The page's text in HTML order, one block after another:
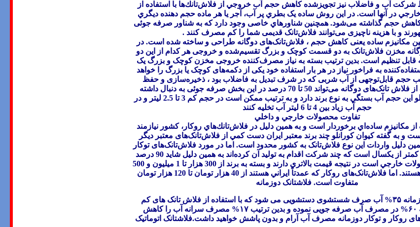
آب و فاضلاب نيز تجویزشده كاهش حجم آب خروجي از فلاش‌تانك‌ها با استفاده از
در آنها است. در اين روش ساده يک بطري پر آب، آجر يا هر ماده حجم دهنده ديگري
حجم گذاشته می‌شود. همچنين شناورهاي خاصی وجود دارد که به شناور صرفه جوئی
و با هزینه ناچیزی می‌توانند فلاش‌تانک قدیمی شما را کم مصرف کنند .
مکانیزم ساده یعنی کاهش حجم ، فلاش‌تانک‌های دوگانه طراحی و ساخته شده است. در
مخزن فلاش‌تانک به دو قسمت کوچک و بزرگ تقسیم‌شده و خروجی هر کدام از این دو
قابل تنظیم است. بدین ترتیب بسته به نیاز مصرف‌کننده خروجی مخزن کوچک و بزرگ یک
به فراخور نیاز در هر بار استفاده خود یکی از دکمه‌های کوچک یا بزرگ را خواهد
حجم قابل‌توجهی از آب شربی که در شرف تبدیل به فاضلاب بود ، ذخیره‌سازی و حفظ
می‌شود . استفاده از فلاش تانک‌های دوگانه می‌تواند 50 تا 70 درصد در این بخش صرفه جوئی به دنبال داشته
به گفته كورانلو اين حجم آب بستگي به نوع برند دارد و به ترتيب ممكن است در حجم كم 3 تا 2.5 ليتر و در
حجم آب زياد بين 4 تا 6 ليتر آب تخليه كنند
تفاوت محصولات خارجي و داخلي
از مكانيزم ساده‌اي برخوردار است و به همين دليل در فلاش‌تانك‌هاي روكار، كشور نيازمند
و به گفته كيوان كورانلو چند برند معتبر ايران دست كمي از فلاش‌تانک‌های معتبر ديگر
دليل واردات اين نوع فلاش‌تانک به كشور محدود است. اما در مورد فلاش‌تانک‌های توكار
از آنجا كه شايد تنها كمتر از يكسال است كه چند شركت اقدام به توليد آن كرده‌اند به همين دليل شايد 90 درصد
بازار در دست محصولات خارجي است در نتيجه قيمت‌ بالاتري دارند و بسته به برند از 300 هزار تا 1 ميليون و 500
هزار تومان متغير هستند. اما فلاش‌تانک‌های روكار كه عمدتاً ايراني هستند از 40 هزار تومان تا 120 هزار تومان
متفاوت است. فلاشتانک دوزمانه
۳۵%
آب صرف شستشوی دستشویی می شود که با استفاده از فلاش تانک های کم
۶۰% در مصرف آب صرفه جویی نموده و بدین ترتیب۱۷%
مصرف سرانه آب را کاهش
روکار و توکار دوزمانه مصرف آب آرام و بدون پاشش خواهید داشت.فلاشتانک اتوماتیک